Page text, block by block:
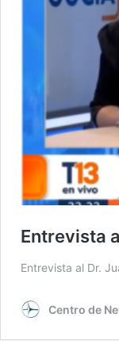
Entrevista
Entrevista al Dr.
Centro de